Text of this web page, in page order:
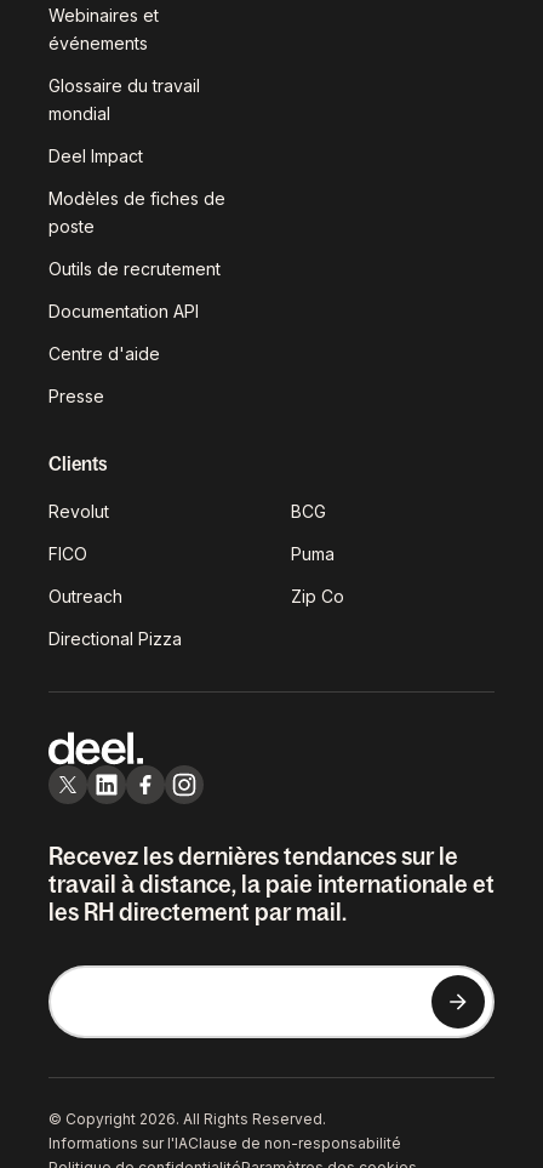
Webinaires et
événements
Glossaire du travail
mondial
Deel Impact
Modèles de fiches de
poste
Outils de recrutement
Documentation API
Centre d'aide
Presse
Clients
Revolut BCG
FICO Puma
Outreach Zip Co
Directional Pizza
Recevez les dernières tendances sur le
travail à distance, la paie internationale et
les RH directement par mail.
© Copyright 2026. All Rights Reserved.
Informations sur l'IAClause de non-responsabilité